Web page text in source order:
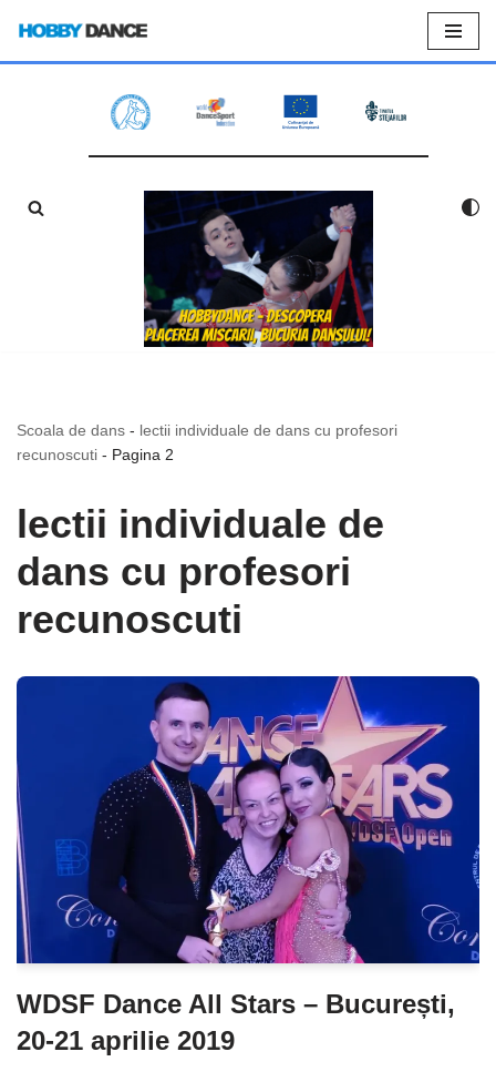
Sari
Scoala de dans - lectii individuale de dans cu profesori
recunoscuti - Pagina 2
lectii individuale de
dans cu profesori
recunoscuti
WDSF Dance All Stars – București,
20-21 aprilie 2019